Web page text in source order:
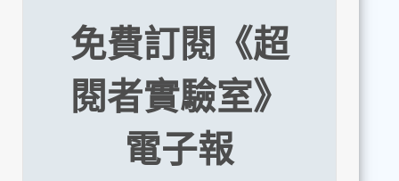
免費訂閱《超
閱者實驗室》
電子報